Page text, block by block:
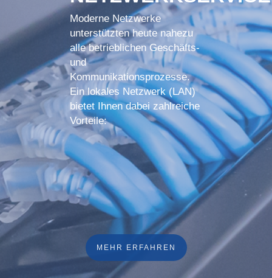
Moderne Netzwerke
unterstützten heute nahezu
alle betrieblichen Geschäfts-
und
Kommunikationsprozesse.
Ein lokales Netzwerk (LAN)
bietet Ihnen dabei zahlreiche
Vorteile:
MEHR ERFAHREN